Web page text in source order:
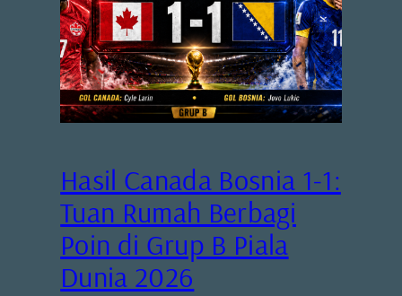
Hasil Canada Bosnia 1-1:
Tuan Rumah Berbagi
Poin di Grup B Piala
Dunia 2026